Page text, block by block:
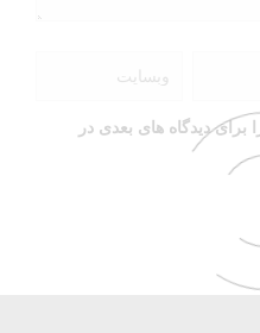
برای دیدگاه های بعدی در